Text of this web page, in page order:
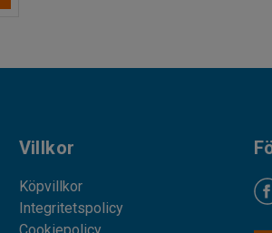
Villkor
Köpvillkor
Integritetspolicy